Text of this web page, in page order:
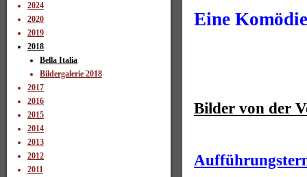
2024
2020
2019
2018
Bella Italia
Bildergalerie 2018
2017
2016
2015
2014
2013
2012
2011
Eine
Bilder von